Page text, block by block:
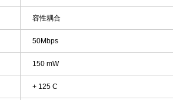
容性耦合
50Mbps
150 mW
+ 125 C